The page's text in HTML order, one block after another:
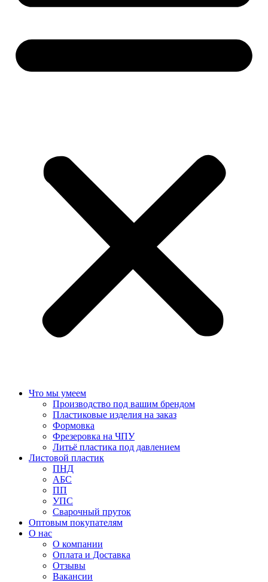
Что мы умеем
Производство под вашим брендом
Пластиковые изделия на заказ
Формовка
Фрезеровка на ЧПУ
Литьё пластика под давлением
Листовой пластик
ПНД
АБС
ПП
УПС
Сварочный пруток
Оптовым покупателям
О нас
О компании
Оплата и Доставка
Отзывы
Вакансии